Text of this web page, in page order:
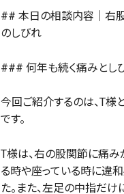
## 本日の相談内容｜右
のしびれ
### 何年も続く痛みとし
今回ご紹介するのは、T様
です。
T様は、右の股関節に痛み
る時や座っている時に違
た。また、左足の中指だけ